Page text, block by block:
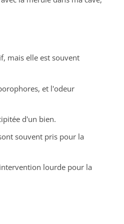
mais elle est souvent
et l'odeur
d'un bien.
souvent pris pour la
lourde pour la